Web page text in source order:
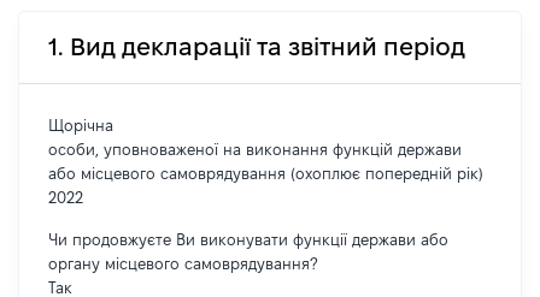
1. Вид декларації та звітний період
Щорічна
особи, уповноваженої на виконання функцій держави
або місцевого самоврядування (охоплює попередній рік)
2022
Чи продовжуєте Ви виконувати функції держави або
органу місцевого самоврядування?
Так